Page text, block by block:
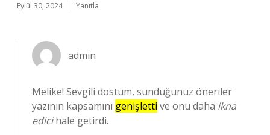
Eylül 30, 2024 Yanıtla
admin
Melike! Sevgili dostum, sunduğunuz öneriler
yazının kapsamını genişletti ve onu daha ikna
edicihale getirdi.